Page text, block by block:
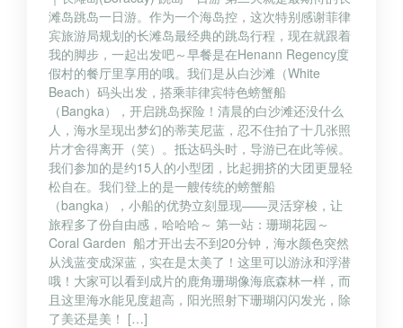
滩岛跳岛一日游。作为一个海岛控，这次特别感谢菲律
宾旅游局规划的长滩岛最经典的跳岛行程，现在就跟着
我的脚步，一起出发吧～早餐是在Henann Regency度
假村的餐厅里享用的哦。我们是从白沙滩（White
Beach）码头出发，搭乘菲律宾特色螃蟹船
（Bangka），开启跳岛探险！清晨的白沙滩还没什么
人，海水呈现出梦幻的蒂芙尼蓝，忍不住拍了十几张照
片才舍得离开（笑）。抵达码头时，导游已在此等候。
我们参加的是约15人的小型团，比起拥挤的大团更显轻
松自在。我们登上的是一艘传统的螃蟹船
（bangka），小船的优势立刻显现——灵活穿梭，让
旅程多了份自由感，哈哈哈～ 第一站：珊瑚花园～
Coral Garden 船才开出去不到20分钟，海水颜色突然
从浅蓝变成深蓝，实在是太美了！这里可以游泳和浮潜
哦！大家可以看到成片的鹿角珊瑚像海底森林一样，而
且这里海水能见度超高，阳光照射下珊瑚闪闪发光，除
了美还是美！ […]